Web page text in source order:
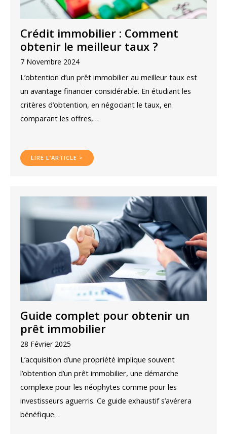
Crédit immobilier : Comment
obtenir le meilleur taux ?
7 Novembre 2024
L’obtention d’un prêt immobilier au meilleur taux est
un avantage financier considérable. En étudiant les
critères d’obtention, en négociant le taux, en
comparant les offres,…
LIRE L’ARTICLE >
Guide complet pour obtenir un
prêt immobilier
28 Février 2025
L’acquisition d’une propriété implique souvent
l’obtention d’un prêt immobilier, une démarche
complexe pour les néophytes comme pour les
investisseurs aguerris. Ce guide exhaustif s’avérera
bénéfique…